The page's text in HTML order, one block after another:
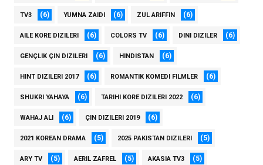
TV3 (6) YUMNA ZAIDI (6) ZUL ARIFFIN (6)
AILE KORE DIZILERI (6) COLORS TV (6) DINI DIZILER (6)
GENÇLIK ÇIN DIZILERI (6) HINDISTAN (6)
HINT DIZILERI 2017 (6) ROMANTIK KOMEDI FILMLER (6)
SHUKRI YAHAYA (6) TARIHI KORE DIZILERI 2022 (6)
WAHAJ ALI (6) ÇIN DIZILERI 2019 (6)
2021 KOREAN DRAMA (5) 2025 PAKISTAN DIZILERI (5)
ARY TV (5) AERIL ZAFREL (5) AKASIA TV3 (5)